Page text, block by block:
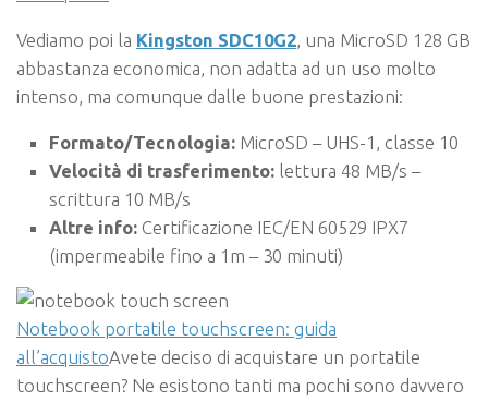
Vediamo poi la Kingston SDC10G2 una MicroSD 128 GB
abbastanza economica, non adatta ad un uso molto
intenso, ma comunque dalle buone prestazioni:
Formato/Tecnologia: MicroSD – UHS-1, classe 10
Velocità di trasferimento: lettura 48 MB/s –
scrittura 10 MB/s
Altre info: Certificazione IEC/EN 60529 IPX7
(impermeabile fino a 1m – 30 minuti)
Notebook portatile touchscreen: guida
all’acquistoAvete deciso di acquistare un portatile
touchscreen? Ne esistono tanti ma pochi sono davvero